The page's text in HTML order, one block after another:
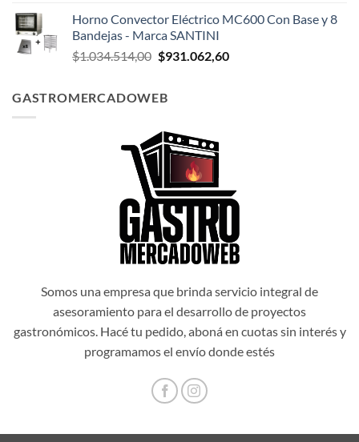
original
era:
$1.047.174,00.
actual
$942.456,60.
Horno Convector Eléctrico MC600 Con Base y 8
Bandejas - Marca SANTINI
$1.034.514,00 El
era:
$931.062,60El
GASTROMERCADOWEB
Somos una empresa que brinda servicio integral de
asesoramiento para el desarrollo de proyectos
gastronómicos. Hacé tu pedido, aboná en cuotas sin interés y
programamos el envío donde estés